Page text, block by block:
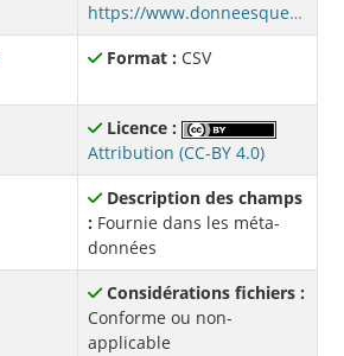
https://www.donneesquebec.ca/recherche/dataset/1bb9277c-2a31-42ee-8625-2b68d4283026/resource/e3cde409-bd1b-4b41-a336-67ef1186c3db/download/afdr-adultes-202410.csv
Format : CSV
Licence :
Attribution (CC-BY 4.0)
Description des champs
: Fournie dans les méta-
données
Considérations fichiers :
Conforme ou non-
applicable